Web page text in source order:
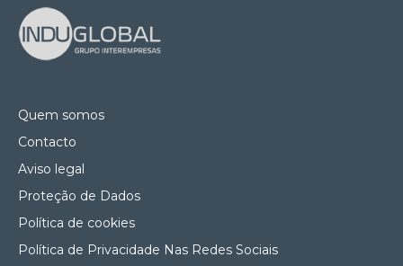
Quem somos
Contacto
Aviso legal
Proteção de Dados
Política de cookies
Política de Privacidade Nas Redes Sociais